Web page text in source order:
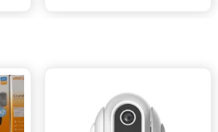
360°, Dọc 90°
(IEEE802.11b/g/n)